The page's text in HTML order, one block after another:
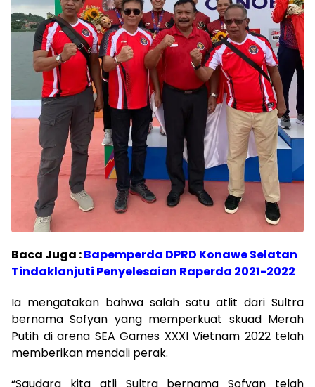
Baca Juga :Bapemperda DPRD Konawe Selatan
Tindaklanjuti Penyelesaian Raperda 2021-2022
Ia mengatakan bahwa salah satu atlit dari Sultra
bernama Sofyan yang memperkuat skuad Merah
Putih di arena SEA Games XXXI Vietnam 2022 telah
memberikan mendali perak.
“Saudara kita atli Sultra bernama Sofyan telah